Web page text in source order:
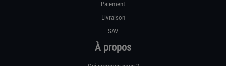
Paiement
Livraison
SAV
À propos